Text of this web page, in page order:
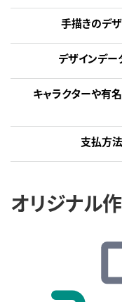
手描きのデ
デザインデー
キャラクターや有
支払方
オリジナル